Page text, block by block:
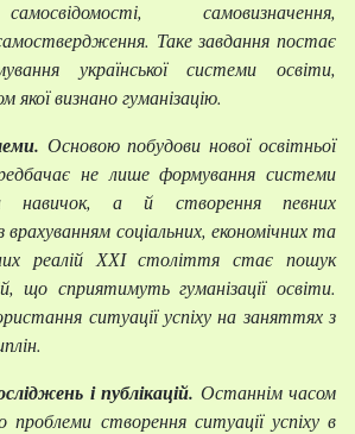
самовизначення,
Таке завдання постає
української системи освіти,
якої визнано гуманізацію.
Основою побудови нової освітньої
не лише формування системи
навичок, а й створення певних
соціальних, економічних та
реалій ХХІ століття стає пошук
що сприятимуть гуманізації освіти.
ситуації успіху на заняттях з
і публікацій. Останнім часом
проблеми створення ситуації успіху в